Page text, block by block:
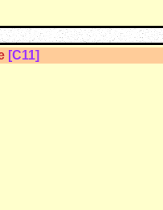
[C11]